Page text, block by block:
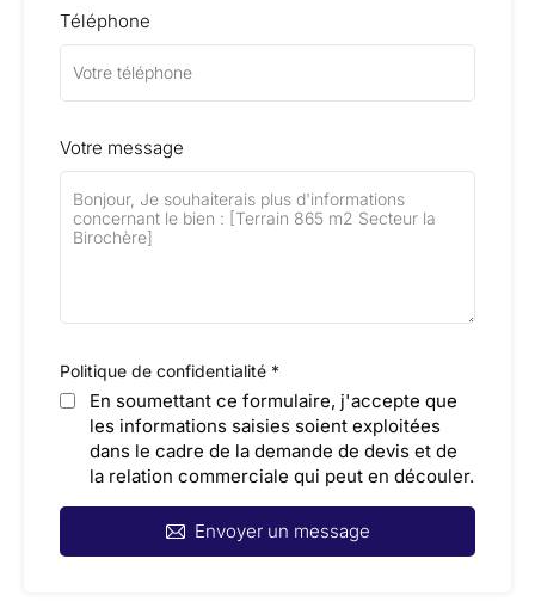
Téléphone
Votre message
Politique de confidentialité *
En soumettant ce formulaire, j'accepte que
les informations saisies soient exploitées
dans le cadre de la demande de devis et de
la relation commerciale qui peut en découler.
Envoyer un message